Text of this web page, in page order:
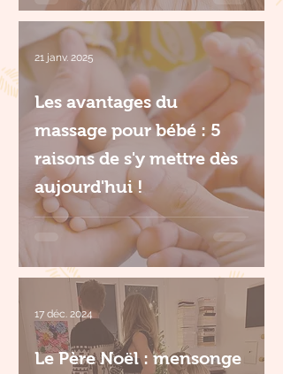
Les avantages du
massage pour bébé : 5
raisons de s'y mettre dès
aujourd'hui !
21 janv. 2025
Le Père Noël : mensonge
17 déc. 2024